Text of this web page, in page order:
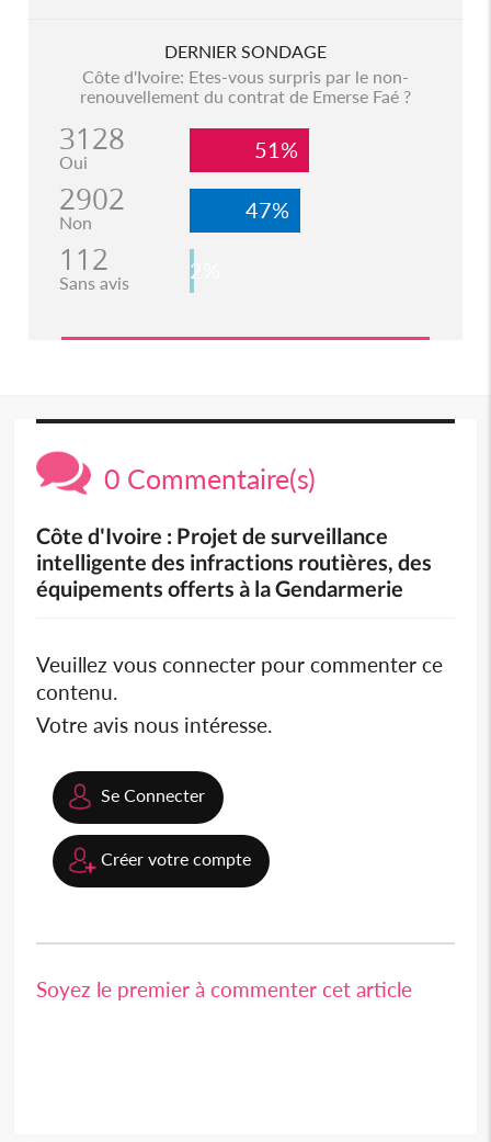
DERNIER SONDAGE
Côte d'Ivoire: Etes-vous surpris par le non-
renouvellement du contrat de Emerse Faé ?
3128
Oui 51%
2902
Non 47%
112
Sans avis 2%
0 Commentaire(s)
Côte d'Ivoire : Projet de surveillance
intelligente des infractions routières, des
équipements offerts à la Gendarmerie
Veuillez vous connecter pour commenter ce
contenu.
Votre avis nous intéresse.
Se Connecter
Créer votre compte
Soyez le premier à commenter cet article